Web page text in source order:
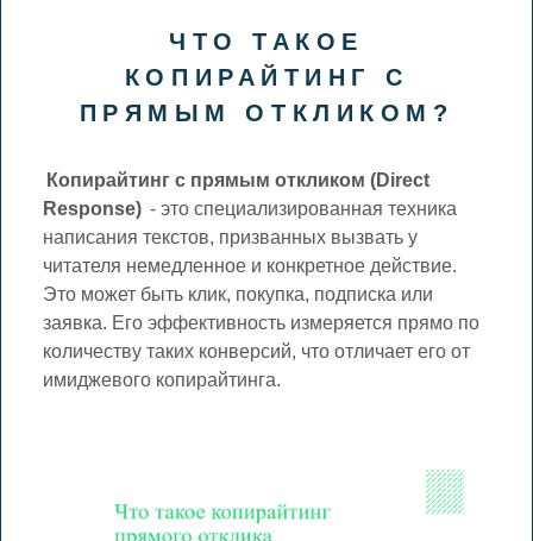
ЧТО ТАКОЕ
КОПИРАЙТИНГ С
ПРЯМЫМ ОТКЛИКОМ?
Копирайтинг с прямым откликом (Direct
Response) - это специализированная техника
написания текстов, призванных вызвать у
читателя немедленное и конкретное действие.
Это может быть клик, покупка, подписка или
заявка. Его эффективность измеряется прямо по
количеству таких конверсий, что отличает его от
имиджевого копирайтинга.